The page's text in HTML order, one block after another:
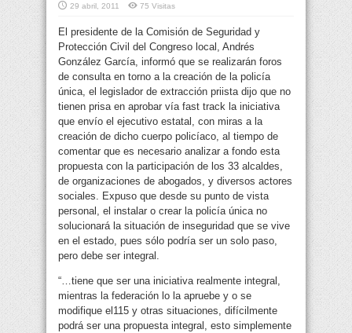
29 abril, 2011 75 Visitas
El presidente de la Comisión de Seguridad y
Protección Civil del Congreso local, Andrés
González García, informó que se realizarán foros
de consulta en torno a la creación de la policía
única, el legislador de extracción priista dijo que no
tienen prisa en aprobar vía fast track la iniciativa
que envío el ejecutivo estatal, con miras a la
creación de dicho cuerpo policíaco, al tiempo de
comentar que es necesario analizar a fondo esta
propuesta con la participación de los 33 alcaldes,
de organizaciones de abogados, y diversos actores
sociales. Expuso que desde su punto de vista
personal, el instalar o crear la policía única no
solucionará la situación de inseguridad que se vive
en el estado, pues sólo podría ser un solo paso,
pero debe ser integral.
“…tiene que ser una iniciativa realmente integral,
mientras la federación lo la apruebe y o se
modifique el115 y otras situaciones, difícilmente
podrá ser una propuesta integral, esto simplemente